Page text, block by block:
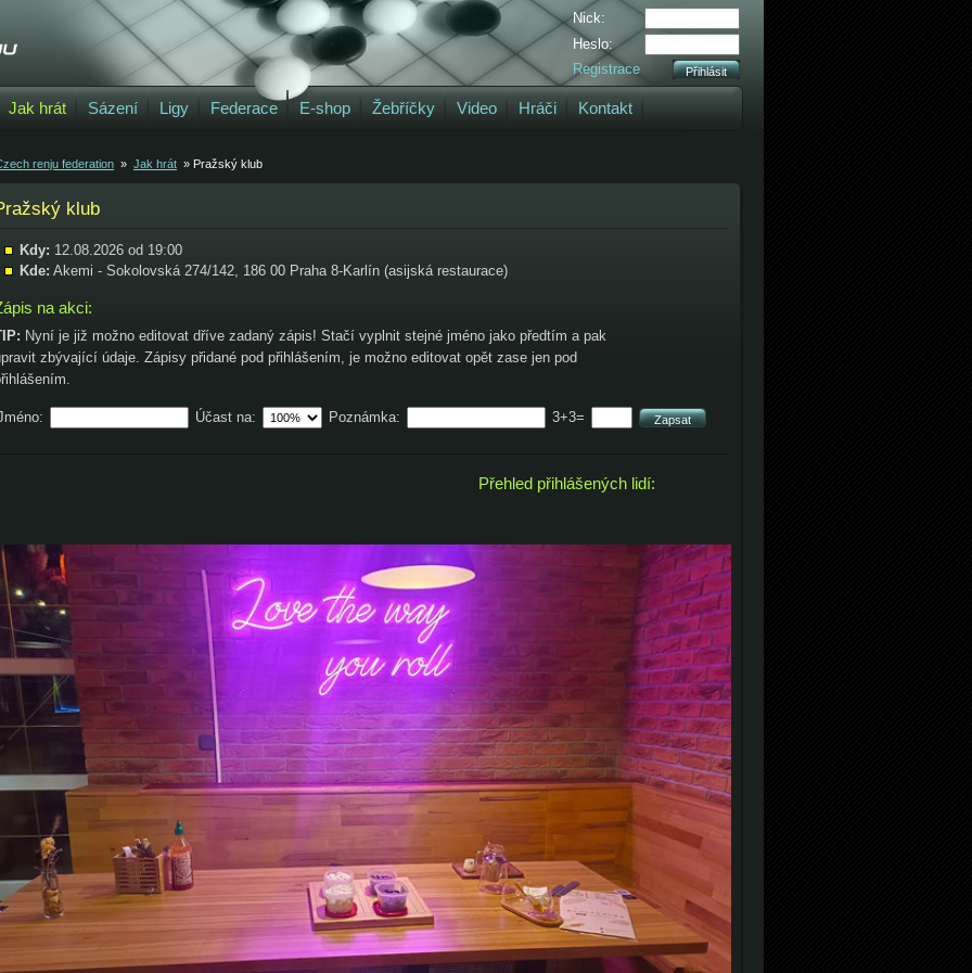
klub
Kdy: 12.08.2026 od 19:00
Kde: Akemi - Sokolovská 274/142, 186 00 Praha 8-Karlín (asijská restaurace)
na akci:
Nyní je již možno editovat dříve zadaný zápis! Stačí vyplnit stejné jméno jako předtím a pak
zbývající údaje. Zápisy přidané pod přihlášením, je možno editovat opět zase jen pod
Účast na: Poznámka: 3+3=
Přehled přihlášených lidí:
renju federation » Jak hrát » Pražský klub
Jak hrát Sázení Ligy Federace E-shop Žebříčky Video Hráči Kontakt
Nick:
Heslo:
Registrace